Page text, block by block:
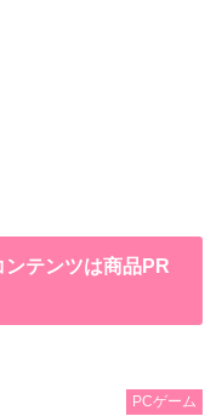
ンテンツは商品PR
PCゲーム